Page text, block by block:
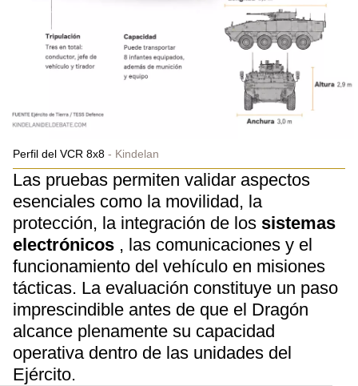
Perfil del VCR 8x8 Kindelan
Las pruebas permiten validar aspectos
esenciales como la movilidad, la
protección, la integración de los sistemas
electrónicos , las comunicaciones y el
funcionamiento del vehículo en misiones
tácticas. La evaluación constituye un paso
imprescindible antes de que el Dragón
alcance plenamente su capacidad
operativa dentro de las unidades del
Ejército.